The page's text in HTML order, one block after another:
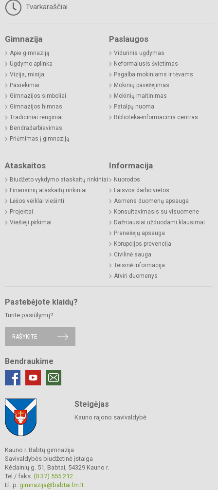
Tvarkaraščiai
Gimnazija
Apie gimnaziją
Ugdymo aplinka
Vizija, misija
Pasiekimai
Gimnazijos simboliai
Gimnazijos himnas
Tradiciniai renginiai
Bendradarbiavimas
Priėmimas į gimnaziją
Paslaugos
Vidurinis ugdymas
Neformalusis švietimas
Pagalba mokiniams ir tėvams
Mokinių pavėžėjimas
Mokinių maitinimas
Patalpų nuoma
Biblioteka-informacinis centras
Ataskaitos
Biudžeto vykdymo ataskaitų rinkiniai
Finansinių ataskaitų rinkiniai
Lėšos veiklai viešinti
Projektai
Viešieji pirkimai
Informacija
Nuorodos
Laisvos darbo vietos
Asmens duomenų apsauga
Konsultavimasis su visuomene
Dažniausiai užduodami klausimai
Pranešėjų apsauga
Korupcijos prevencija
Civilinė sauga
Teisinė informacija
Atviri duomenys
Pastebėjote klaidų?
Turite pasiūlymų?
RAŠYKITE
Bendraukime
Steigėjas
Kauno rajono savivaldybė
Kauno r. Babtų gimnazija
Savivaldybės biudžetinė įstaiga
Kėdainių g. 51, Babtai, 54329 Kauno r.
Tel./ faks. (0 37) 555 212
El. p. gimnazija@babtai.lm.lt